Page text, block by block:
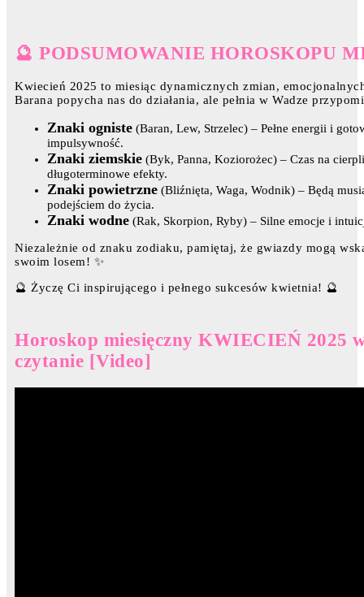
🔮 PODSUMOWANIE HOROSKOPU
Kwiecień 2025 to miesiąc dynamicznych zmian,
Barana popycha nas do działania, ale pełnia w Wadze
Znaki ogniste (Baran, Lew, Strzelec) – Pełne energii i
impulsywność.
Znaki ziemskie (Byk, Panna, Koziorożec) – Czas na
długoterminowe efekty.
Znaki powietrzne (Bliźnięta, Waga, Wodnik) – Będą
podejściem do życia.
Znaki wodne (Rak, Skorpion, Ryby) – Silne emocje i
Niezależnie od znaku zodiaku, pamiętaj, że gwiazdy mogą
swoim losem! ✨
🔮 Życzę Ci inspirującego i pełnego sukcesów kwietnia! 🔮
Horoskop miesięczny KWIECIEŃ 2025
czytanie [Video]